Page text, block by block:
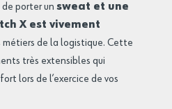
porter un sweat et une
X est vivement
métiers de la logistique. Cette
très extensibles qui
lors de l’exercice de vos